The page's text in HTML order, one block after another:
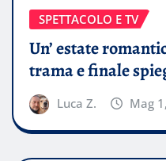
SPETTACOLO E TV
Un’ estate
trama e finale
Luca Z. Mag